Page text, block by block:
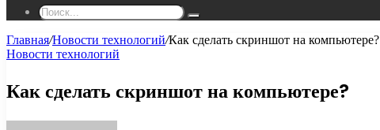
Поиск...
Главная/Новости технологий/Как сделать скриншот на компьютере?
Новости технологий
Как сделать скриншот на компьютере?